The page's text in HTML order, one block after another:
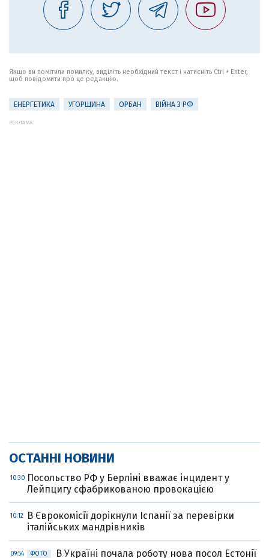
Якщо ви помітили помилку, виділіть необхідний текст і натисніть Ctrl + Enter,
щоб повідомити про це редакцію.
ЕНЕРГЕТИКА УГОРЩИНА ОРБАН ВІЙНА З РФ
РЕКЛАМА:
ОСТАННІ НОВИНИ
10:30 Посольство РФ у Берліні вважає інцидент у
Лейпцигу сфабрикованою провокацією
10:12
В Єврокомісії дорікнули Іспанії за перевірки
італійських мандрівників
09:54 ФОТО В Україні почала роботу нова посол Естонії